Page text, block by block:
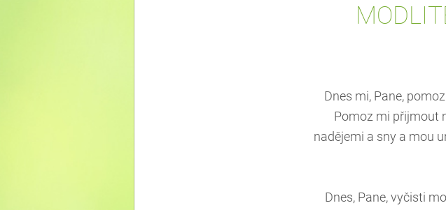
Dnes mi, Pane,
Pomoz mi přijmout
nadějemi a sny a mou
Dnes, Pane, vyčisti